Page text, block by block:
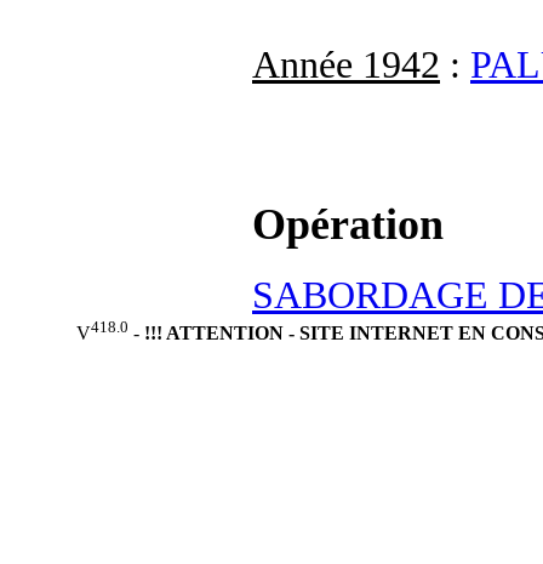
Année 1942 :
Opération
SABORDAGE
V418.0 - !!! ATTENTION - SITE INTERNET EN